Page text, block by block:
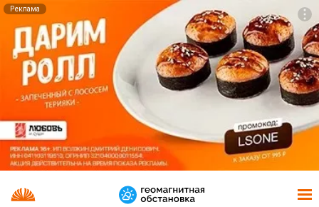
Реклама